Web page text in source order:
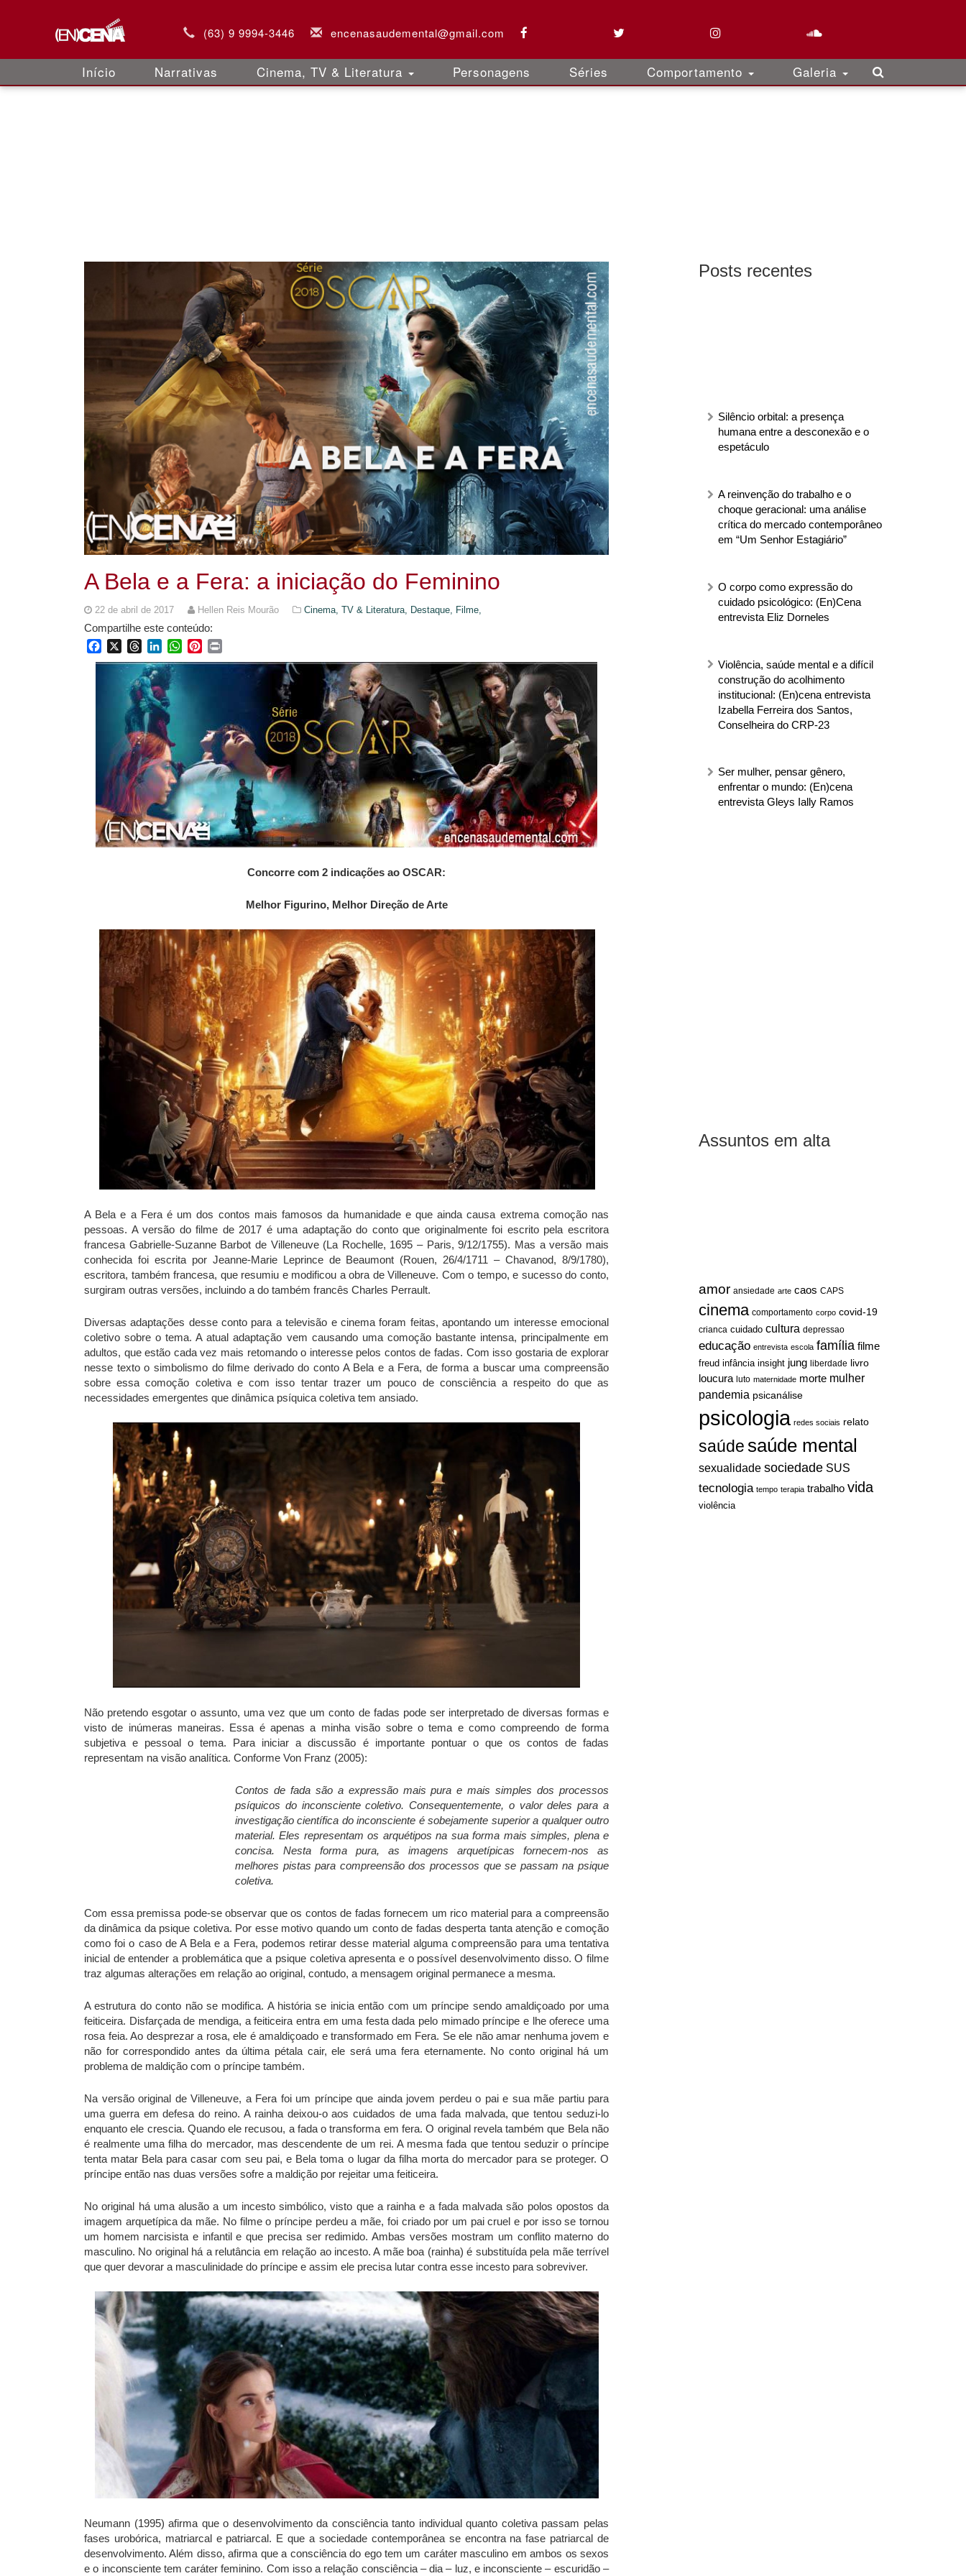
(63) 9 9994-3446 encenasaudemental@gmail.com
Início Narrativas Cinema, TV & Literatura Personagens Séries Comportamento Galeria
Posts recentes
Silêncio orbital: a presença
humana entre a desconexão e o
espetáculo
A reinvenção do trabalho e o
choque geracional: uma análise
crítica do mercado contemporâneo
em “Um Senhor Estagiário”
O corpo como expressão do
cuidado psicológico: (En)Cena
entrevista Eliz Dorneles
Violência, saúde mental e a difícil
construção do acolhimento
institucional: (En)cena entrevista
Izabella Ferreira dos Santos,
Conselheira do CRP-23
Ser mulher, pensar gênero,
enfrentar o mundo: (En)cena
entrevista Gleys Ially Ramos
Assuntos em alta
amor ansiedade arte caos CAPS
cinema comportamento corpo covid-19
crianca cuidado cultura depressao
educação entrevista escola família filme
freud infância insight jung liberdade livro
loucura luto maternidade morte mulher
pandemia psicanálise
psicologia redes sociais relato
saúdesaúde mental
sexualidade sociedade SUS
tecnologia tempo terapia trabalho vida
violência
A Bela e a Fera: a iniciação do Feminino
22 de abril de 2017 Hellen Reis Mourão Cinema, TV & Literatura, Destaque, Filme,
Compartilhe este conteúdo:
FacebookThreadsLinkedInWhatsApp
Pinterest
Concorre com 2 indicações ao OSCAR:
Melhor Figurino, Melhor Direção de Arte
A Bela e a Fera é um dos contos mais famosos da humanidade e que ainda causa extrema comoção nas
pessoas. A versão do filme de 2017 é uma adaptação do conto que originalmente foi escrito pela escritora
francesa Gabrielle-Suzanne Barbot de Villeneuve (La Rochelle, 1695 – Paris, 9/12/1755). Mas a versão mais
conhecida foi escrita por Jeanne-Marie Leprince de Beaumont (Rouen, 26/4/1711 – Chavanod, 8/9/1780),
escritora, também francesa, que resumiu e modificou a obra de Villeneuve. Com o tempo, e sucesso do conto,
surgiram outras versões, incluindo a do também francês Charles Perrault.
Diversas adaptações desse conto para a televisão e cinema foram feitas, apontando um interesse emocional
coletivo sobre o tema. A atual adaptação vem causando uma comoção bastante intensa, principalmente em
adultos, que estão cada vez mais retomando o interesse pelos contos de fadas. Com isso gostaria de explorar
nesse texto o simbolismo do filme derivado do conto A Bela e a Fera, de forma a buscar uma compreensão
sobre essa comoção coletiva e com isso tentar trazer um pouco de consciência a respeito do que as
necessidades emergentes que dinâmica psíquica coletiva tem ansiado.
Não pretendo esgotar o assunto, uma vez que um conto de fadas pode ser interpretado de diversas formas e
visto de inúmeras maneiras. Essa é apenas a minha visão sobre o tema e como compreendo de forma
subjetiva e pessoal o tema. Para iniciar a discussão é importante pontuar o que os contos de fadas
representam na visão analítica. Conforme Von Franz (2005):
Contos de fada são a expressão mais pura e mais simples dos processos
psíquicos do inconsciente coletivo. Consequentemente, o valor deles para a
investigação científica do inconsciente é sobejamente superior a qualquer outro
material. Eles representam os arquétipos na sua forma mais simples, plena e
concisa. Nesta forma pura, as imagens arquetípicas fornecem-nos as
melhores pistas para compreensão dos processos que se passam na psique
coletiva.
Com essa premissa pode-se observar que os contos de fadas fornecem um rico material para a compreensão
da dinâmica da psique coletiva. Por esse motivo quando um conto de fadas desperta tanta atenção e comoção
como foi o caso de A Bela e a Fera, podemos retirar desse material alguma compreensão para uma tentativa
inicial de entender a problemática que a psique coletiva apresenta e o possível desenvolvimento disso. O filme
traz algumas alterações em relação ao original, contudo, a mensagem original permanece a mesma.
A estrutura do conto não se modifica. A história se inicia então com um príncipe sendo amaldiçoado por uma
feiticeira. Disfarçada de mendiga, a feiticeira entra em uma festa dada pelo mimado príncipe e lhe oferece uma
rosa feia. Ao desprezar a rosa, ele é amaldiçoado e transformado em Fera. Se ele não amar nenhuma jovem e
não for correspondido antes da última pétala cair, ele será uma fera eternamente. No conto original há um
problema de maldição com o príncipe também.
Na versão original de Villeneuve, a Fera foi um príncipe que ainda jovem perdeu o pai e sua mãe partiu para
uma guerra em defesa do reino. A rainha deixou-o aos cuidados de uma fada malvada, que tentou seduzi-lo
enquanto ele crescia. Quando ele recusou, a fada o transforma em fera. O original revela também que Bela não
é realmente uma filha do mercador, mas descendente de um rei. A mesma fada que tentou seduzir o príncipe
tenta matar Bela para casar com seu pai, e Bela toma o lugar da filha morta do mercador para se proteger. O
príncipe então nas duas versões sofre a maldição por rejeitar uma feiticeira.
No original há uma alusão a um incesto simbólico, visto que a rainha e a fada malvada são polos opostos da
imagem arquetípica da mãe. No filme o príncipe perdeu a mãe, foi criado por um pai cruel e por isso se tornou
um homem narcisista e infantil e que precisa ser redimido. Ambas versões mostram um conflito materno do
masculino. No original há a relutância em relação ao incesto. A mãe boa (rainha) é substituída pela mãe terrível
que quer devorar a masculinidade do príncipe e assim ele precisa lutar contra esse incesto para sobreviver.
Neumann (1995) afirma que o desenvolvimento da consciência tanto individual quanto coletiva passam pelas
fases urobórica, matriarcal e patriarcal. E que a sociedade contemporânea se encontra na fase patriarcal de
desenvolvimento. Além disso, afirma que a consciência do ego tem um caráter masculino em ambos os sexos
e o inconsciente tem caráter feminino. Com isso a relação consciência – dia – luz, e inconsciente – escuridão –